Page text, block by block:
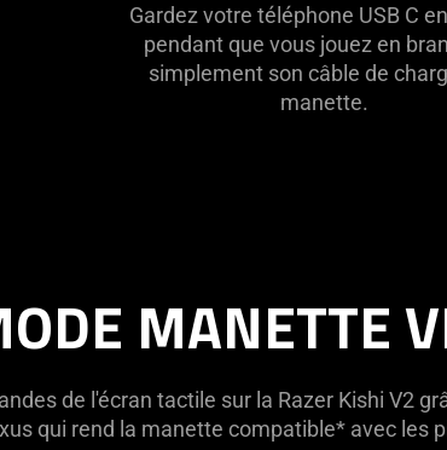
Gardez votre téléphone USB C
pendant que vous jouez en
simplement son câble de
manette.
MANETTE
de l'écran tactile sur la Razer Kishi V2
qui rend la manette compatible* avec les